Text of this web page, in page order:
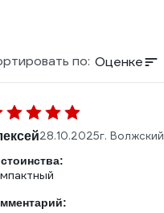
по: Оценке
28.10.2025г. Волжский